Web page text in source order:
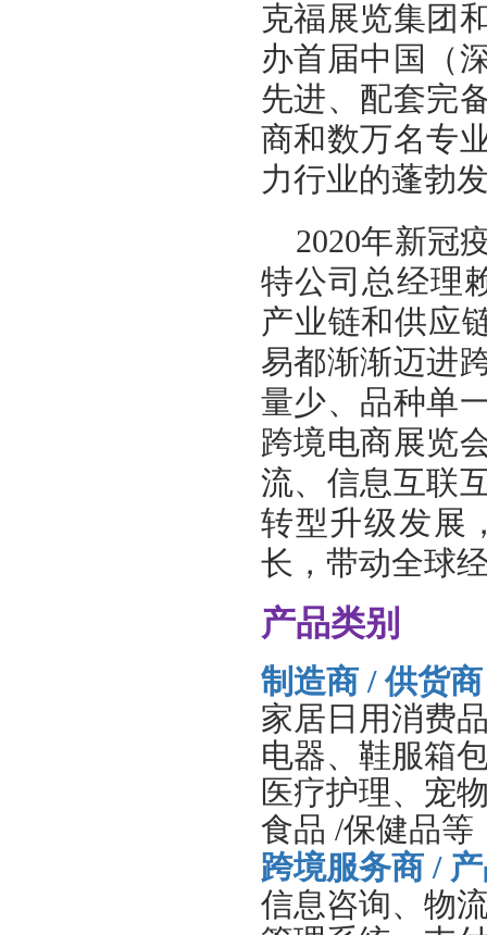
克福展览集团
办首届中国（
先进、配套完
商和数万名专
力行业的蓬勃
2020年新冠
特公司总经理
产业链和供应
易都渐渐迈进
量少、品种单
跨境电商展览
流、信息互联
转型升级发展
长，带动全球
产品类别
制造商 / 供货商
家居日用消费
电器、鞋服箱
医疗护理、宠
食品 /保健品等
跨境服务商 /
信息咨询、物